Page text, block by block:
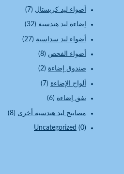
أضواء ليد كريستال (7)
إضاءة ليد هندسية (32)
أضواء ليد سداسية (27)
أضواء الفحص (8)
صندوق إضاءة (2)
ألواح الإضاءة (7)
نفق إضاءة (6)
مصابيح ليد هندسية أخرى (8)
Uncategorized (0)